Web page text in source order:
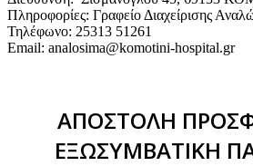
Πληροφορίες: Γραφείο Διαχείρισης
Τηλέφωνο: 25313 51261
Email: analosima@komotini-hospital.gr
ΑΠΟΣΤΟΛΗ
ΕΞΩΣΥΜΒΑΤΙΚΗ